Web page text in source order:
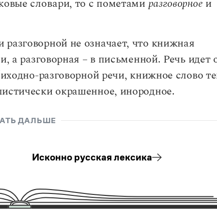
подлежащим. Несогласованное сказуемое
члена в нем
предложения, обобщенно-личные предложения
предложения
и полноте
предложения смешанного типа)
словари, то с пометами разговорное и
не означает, что книжная
а разговорная – в письменной. Речь идет
разговорной речи, книжное слово
окрашенное, инородное.
ДАЛЬШЕ
Исконно русская лексика